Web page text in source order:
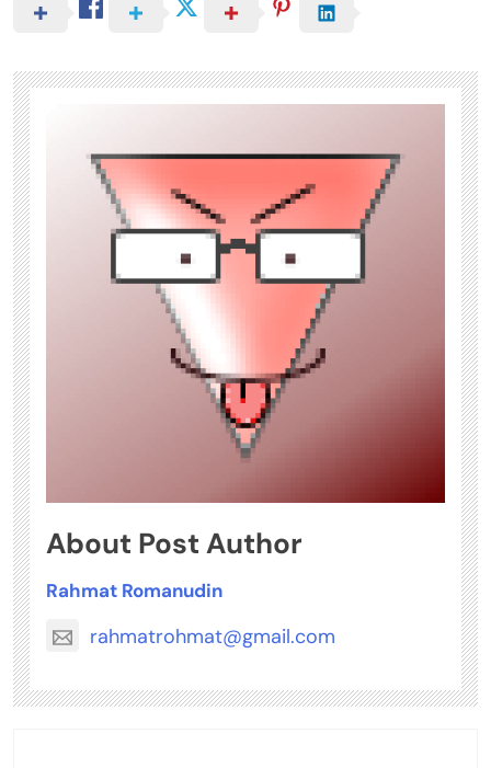
About Post Author
Rahmat Romanudin
rahmatrohmat@gmail.com